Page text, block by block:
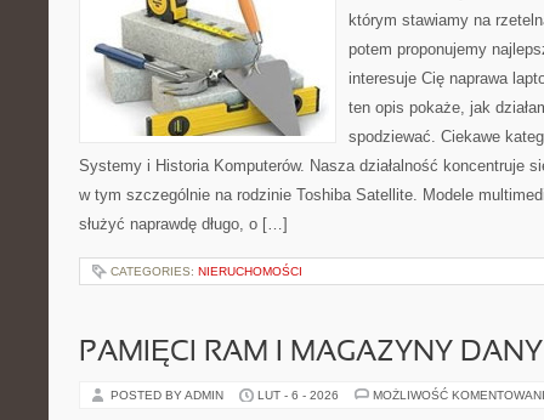
którym stawiamy na
potem proponujemy
interesuje Cię naprawa
ten opis pokaże, jak
spodziewać. Ciekawe
Systemy i Historia Komputerów. Nasza działalność koncentruje
w tym szczególnie na rodzinie Toshiba Satellite. Modele
służyć naprawdę długo, o […]
CATEGORIES: NIERUCHOMOŚCI
PAMIĘCI RAM I MAGAZYNY
POSTED BY ADMIN LUT - 6 - 2026 MOŻLIWOŚĆ